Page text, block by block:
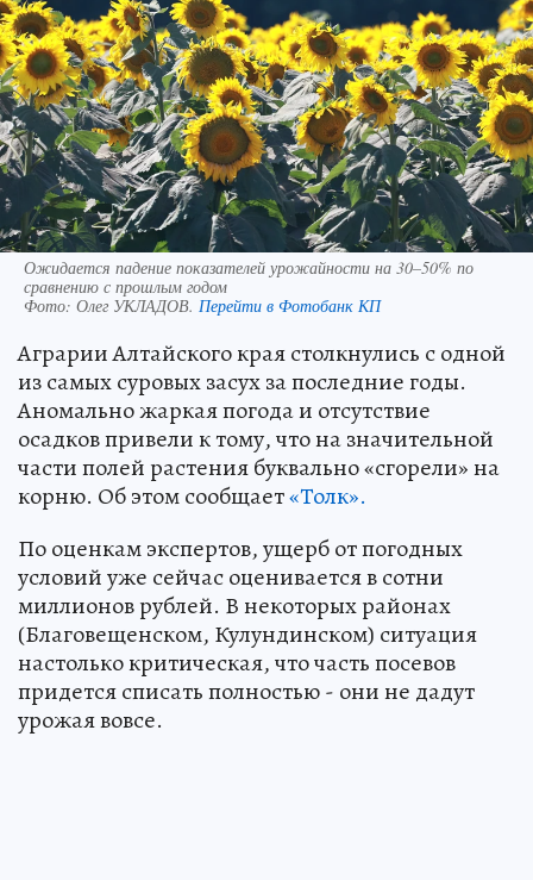
Ожидается падение показателей урожайности на 30–50% по
сравнению с прошлым годом
Фото: Олег УКЛАДОВ. Перейти в Фотобанк КП
Аграрии Алтайского края столкнулись с одной
из самых суровых засух за последние годы.
Аномально жаркая погода и отсутствие
осадков привели к тому, что на значительной
части полей растения буквально «сгорели» на
корню. Об этом сообщает«Толк».
По оценкам экспертов, ущерб от погодных
условий уже сейчас оценивается в сотни
миллионов рублей. В некоторых районах
(Благовещенском, Кулундинском) ситуация
настолько критическая, что часть посевов
придется списать полностью - они не дадут
урожая вовсе.